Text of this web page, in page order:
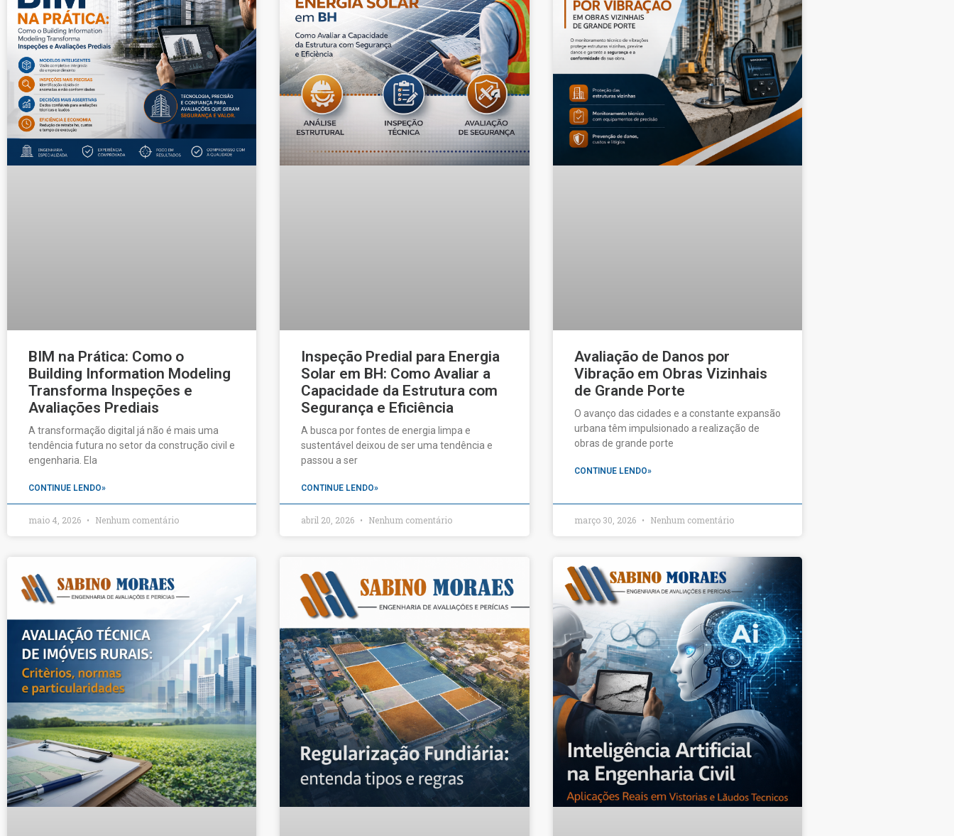
BIM na Prática: Como o
Building Information Modeling
Transforma Inspeções e
Avaliações Prediais
A transformação digital já não é mais uma
tendência futura no setor da construção civil e
engenharia. Ela
CONTINUE LENDO»
maio 4, 2026 Nenhum comentário
Inspeção Predial para Energia
Solar em BH: Como Avaliar a
Capacidade da Estrutura com
Segurança e Eficiência
A busca por fontes de energia limpa e
sustentável deixou de ser uma tendência e
passou a ser
CONTINUE LENDO»
abril 20, 2026 Nenhum comentário
Avaliação de Danos por
Vibração em Obras Vizinhais
de Grande Porte
O avanço das cidades e a constante expansão
urbana têm impulsionado a realização de
obras de grande porte
CONTINUE LENDO»
março 30, 2026 Nenhum comentário